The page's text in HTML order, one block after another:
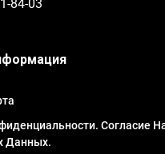
84-03
Согласие
Данных.